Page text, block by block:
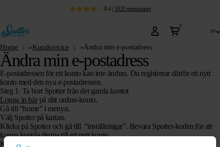
8.4| 1920 recensioner
0
sv
Home »Kundservice »Ändra min e-postadress
Ändra min e-postadress
E-postadressen för ett konto kan inte ändras. Du registrerar därför ett nytt
konto med den nya e-postadressen.
Steg 1: Ta bort Spotter från det gamla kontot
Logga in härpå ditt online-konto.
Gå till “home” i menyn.
Välj Spotter på kartan.
Klicka på Spotter och gå till “inställningar”. Bevara Spotter-koden för att
kunna koppla denna till ett nytt konto.
Klicka nu på “radera system från konto”.